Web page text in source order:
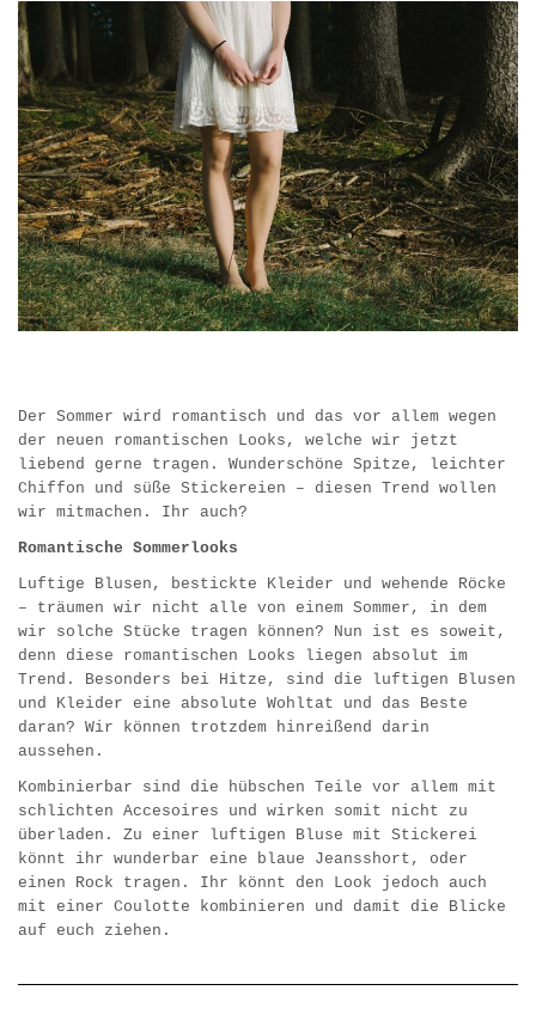
Der Sommer wird romantisch und das vor allem wegen
der neuen romantischen Looks, welche wir jetzt
liebend gerne tragen. Wunderschöne Spitze, leichter
Chiffon und süße Stickereien – diesen Trend wollen
wir mitmachen. Ihr auch?
Romantische Sommerlooks
Luftige Blusen, bestickte Kleider und wehende Röcke
– träumen wir nicht alle von einem Sommer, in dem
wir solche Stücke tragen können? Nun ist es soweit,
denn diese romantischen Looks liegen absolut im
Trend. Besonders bei Hitze, sind die luftigen Blusen
und Kleider eine absolute Wohltat und das Beste
daran? Wir können trotzdem hinreißend darin
aussehen.
Kombinierbar sind die hübschen Teile vor allem mit
schlichten Accesoires und wirken somit nicht zu
überladen. Zu einer luftigen Bluse mit Stickerei
könnt ihr wunderbar eine blaue Jeansshort, oder
einen Rock tragen. Ihr könnt den Look jedoch auch
mit einer Coulotte kombinieren und damit die Blicke
auf euch ziehen.